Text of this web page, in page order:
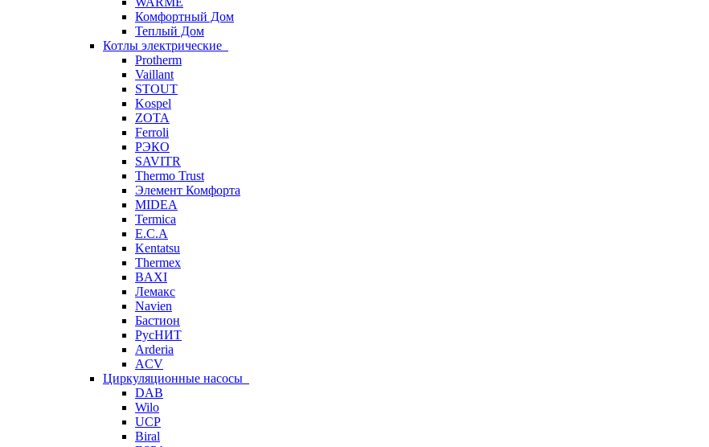
Комфортный Дом
Теплый Дом
Котлы электрические
Protherm
Vaillant
STOUT
Kospel
ZOTA
Ferroli
РЭКО
SAVITR
Thermo Trust
Элемент Комфорта
MIDEA
Termica
E.C.A
Kentatsu
Thermex
BAXI
Лемакс
Navien
Бастион
РусНИТ
Arderia
ACV
Циркуляционные насосы
DAB
Wilo
UCP
Biral